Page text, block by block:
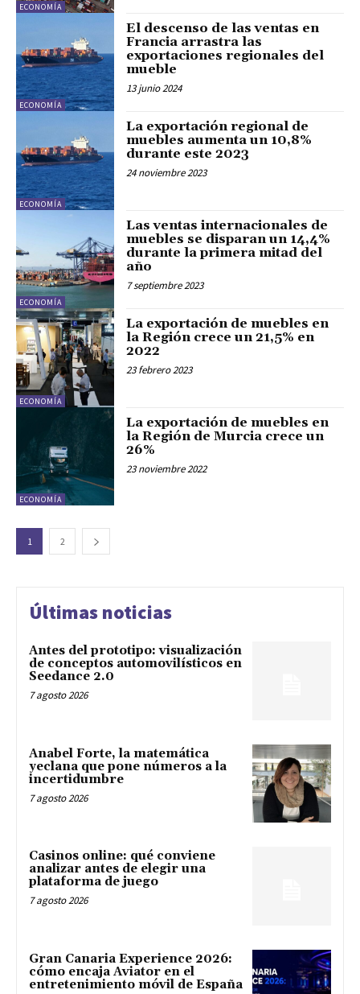
ECONOMÍA
ECONOMÍA
El descenso de las ventas en
Francia arrastra las
exportaciones regionales del
mueble
13 junio 2024
ECONOMÍA
La exportación regional de
muebles aumenta un 10,8%
durante este 2023
24 noviembre 2023
ECONOMÍA
Las ventas internacionales de
muebles se disparan un 14,4%
durante la primera mitad del
año
7 septiembre 2023
ECONOMÍA
La exportación de muebles en
la Región crece un 21,5% en
2022
23 febrero 2023
ECONOMÍA
La exportación de muebles en
la Región de Murcia crece un
26%
23 noviembre 2022
1 2
Últimas noticias
Antes del prototipo: visualización
de conceptos automovilísticos en
Seedance 2.0
7 agosto 2026
Anabel Forte, la matemática
yeclana que pone números a la
incertidumbre
7 agosto 2026
Casinos online: qué conviene
analizar antes de elegir una
plataforma de juego
7 agosto 2026
Gran Canaria Experience 2026:
cómo encaja Aviator en el
entretenimiento móvil de España